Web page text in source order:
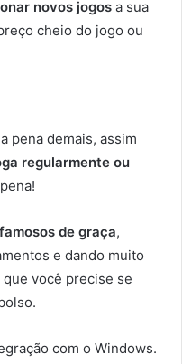
novos jogos a sua
cheio do jogo ou
pena demais, assim
regularmente ou
de graça,
e dando muito
você precise se
com o Windows.